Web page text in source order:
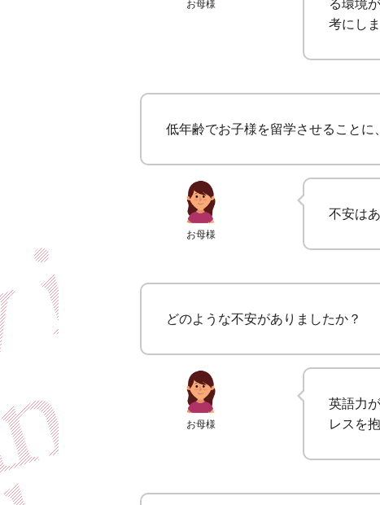
お母様
る環境
考にしま
低年齢でお子様を留学させること
お母様
不安は
どのような不安がありましたか？
お母様
英語力
レスを